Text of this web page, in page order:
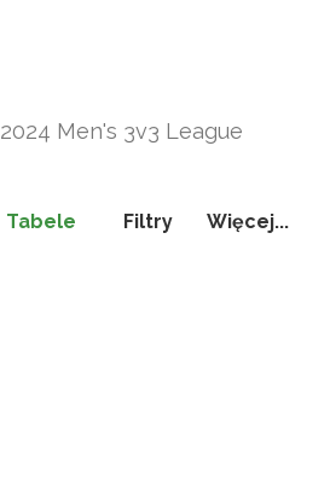
2024 Men's 3v3 League
Tabele Filtry
Więcej...